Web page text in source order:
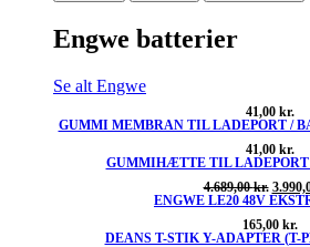
Engwe batterier
Se alt Engwe
41,00 kr.
GUMMI MEMBRAN TIL LADEPORT /
41,00 kr.
GUMMIHÆTTE TIL LADEPORT
4.689,00kr. Den
pris
var:
ENGWE LE20 48V
165,00 kr.
DEANS T-STIK Y-ADAPTER (T-